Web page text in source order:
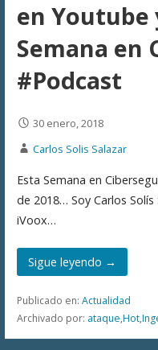
en Youtube
Semana en
#Podcast
30 enero, 2018
Carlos Solis Salazar
Esta Semana en
de 2018… Soy Carlos
iVoox…
Sigue leyendo →
Publicado en: Actualidad
Archivado por: ataque,Hot,